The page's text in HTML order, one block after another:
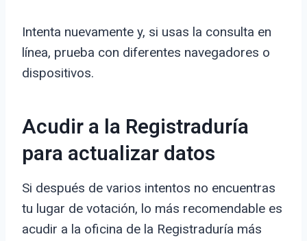
Intenta nuevamente y, si usas la consulta en
línea, prueba con diferentes navegadores o
dispositivos.
Acudir a la Registraduría
para actualizar datos
Si después de varios intentos no encuentras
tu lugar de votación, lo más recomendable es
acudir a la oficina de la Registraduría más